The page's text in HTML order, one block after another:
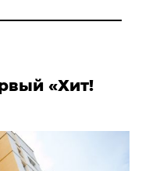
«Хит!